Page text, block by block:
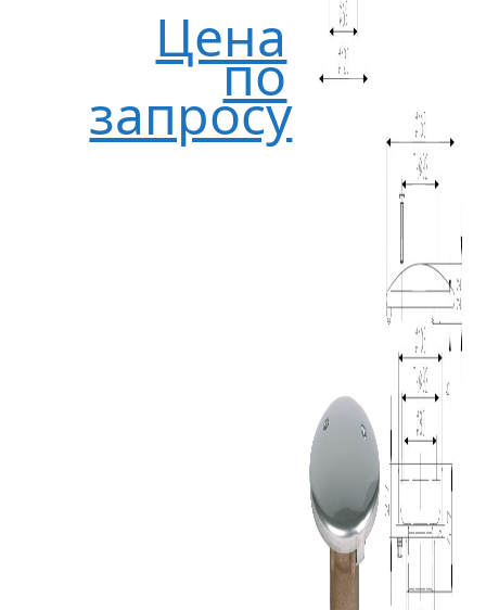
Цена
по
запросу
слив
Hugo
Lahme